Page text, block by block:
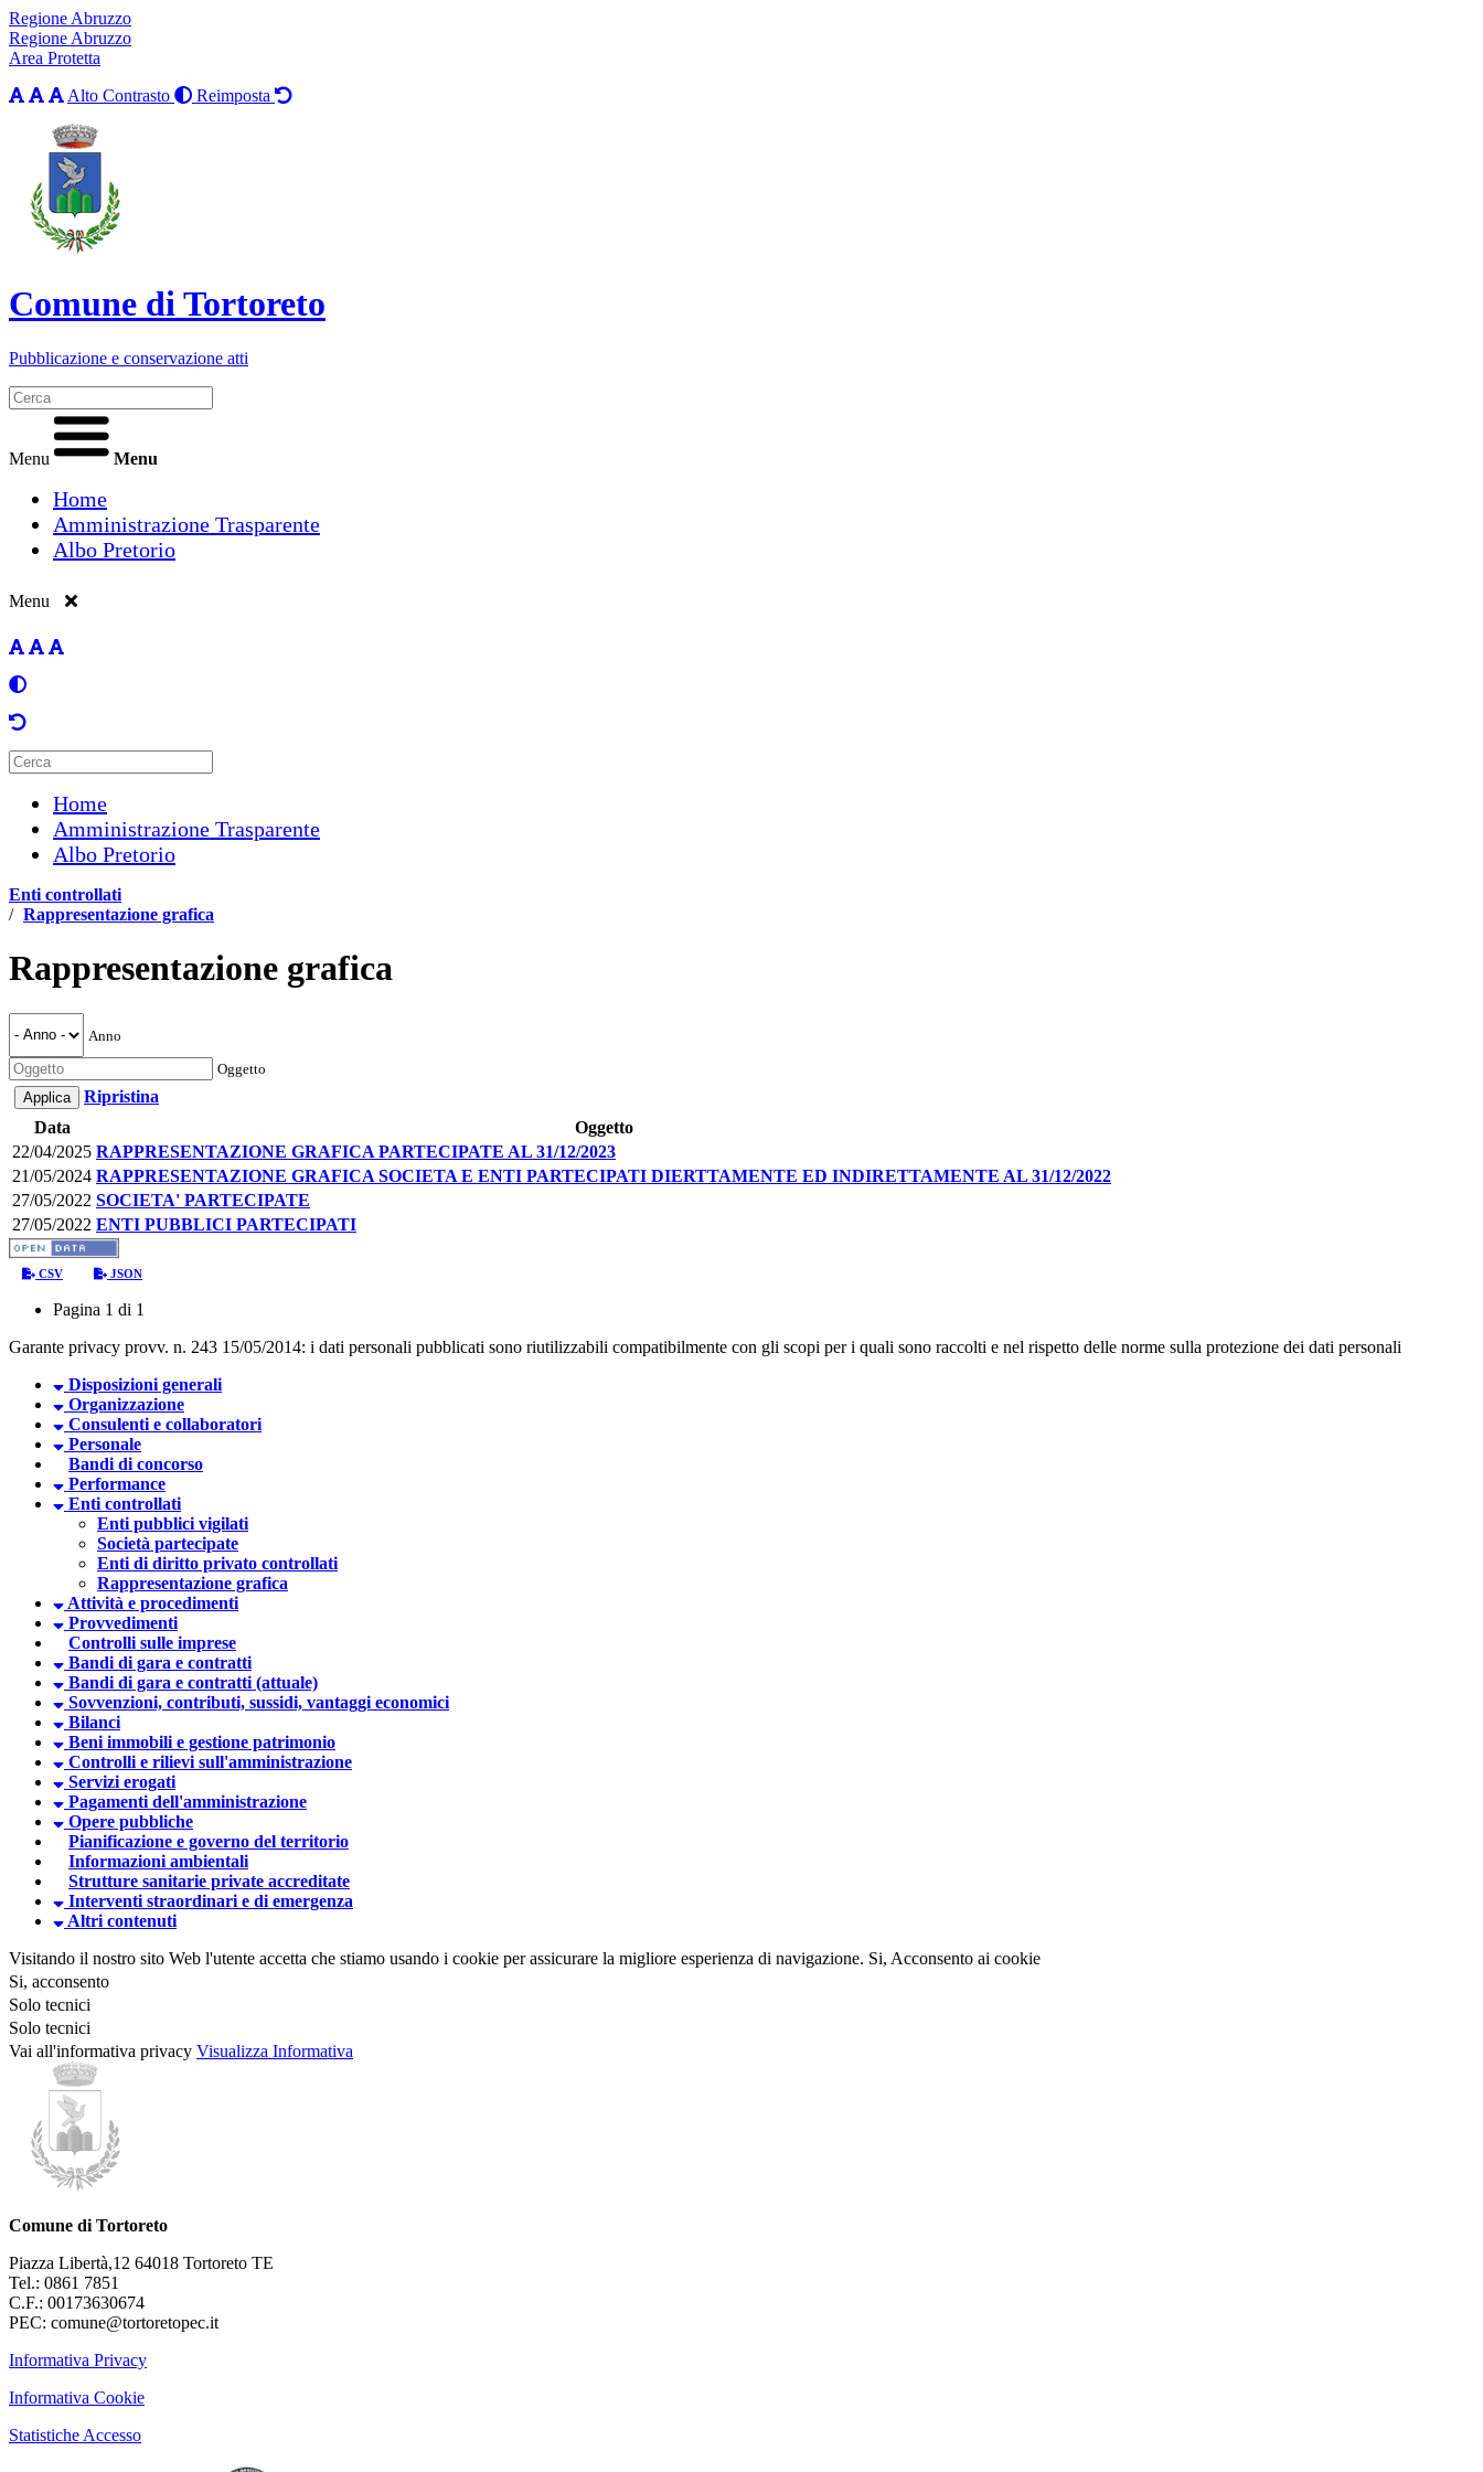
Regione Abruzzo
Regione Abruzzo
Area Protetta
Alto Contrasto
Reimposta
Comune di Tortoreto
Pubblicazione e conservazione atti
Menu Menu
Home
Amministrazione Trasparente
Albo Pretorio
Menu
Home
Amministrazione Trasparente
Albo Pretorio
Enti controllati
/ Rappresentazione grafica
Rappresentazione grafica
Anno
Oggetto
Ripristina
Data
Oggetto
22/04/2025 RAPPRESENTAZIONE GRAFICA PARTECIPATE AL 31/12/2023
21/05/2024 RAPPRESENTAZIONE GRAFICA SOCIETA E ENTI PARTECIPATI DIERTTAMENTE ED INDIRETTAMENTE AL 31/12/2022
27/05/2022 SOCIETA' PARTECIPATE
27/05/2022 ENTI PUBBLICI PARTECIPATI
CSV JSON
Pagina 1 di 1
Garante privacy provv. n. 243 15/05/2014: i dati personali pubblicati sono riutilizzabili compatibilmente con gli scopi per i quali sono raccolti e nel rispetto delle norme sulla protezione dei dati personali
Disposizioni generali
Organizzazione
Consulenti e collaboratori
Personale
Bandi di concorso
Performance
Enti controllati
Enti pubblici vigilati
Società partecipate
Enti di diritto privato controllati
Rappresentazione grafica
Attività e procedimenti
Provvedimenti
Controlli sulle imprese
Bandi di gara e contratti
Bandi di gara e contratti (attuale)
Sovvenzioni, contributi, sussidi, vantaggi economici
Bilanci
Beni immobili e gestione patrimonio
Controlli e rilievi sull'amministrazione
Servizi erogati
Pagamenti dell'amministrazione
Opere pubbliche
Pianificazione e governo del territorio
Informazioni ambientali
Strutture sanitarie private accreditate
Interventi straordinari e di emergenza
Altri contenuti
Visitando il nostro sito Web l'utente accetta che stiamo usando i cookie per assicurare la migliore esperienza di navigazione. Si, Acconsento ai cookie
Si, acconsento
Solo tecnici
Solo tecnici
Vai all'informativa privacy Visualizza Informativa
Comune di Tortoreto
Piazza Libertà,12 64018 Tortoreto TE
Tel.: 0861 7851
C.F.: 00173630674
PEC: comune@tortoretopec.it
Informativa Privacy
Informativa Cookie
Statistiche Accesso